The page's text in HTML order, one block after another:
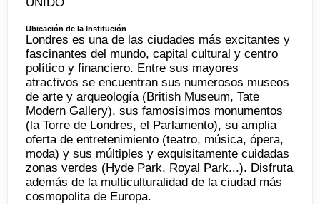
Ubicación de la Institución
Londres es una de las ciudades más excitantes y
fascinantes del mundo, capital cultural y centro
político y financiero. Entre sus mayores
atractivos se encuentran sus numerosos museos
de arte y arqueología (British Museum, Tate
Modern Gallery), sus famosísimos monumentos
(la Torre de Londres, el Parlamento), su amplia
oferta de entretenimiento (teatro, música, ópera,
moda) y sus múltiples y exquisitamente cuidadas
zonas verdes (Hyde Park, Royal Park...). Disfruta
además de la multiculturalidad de la ciudad más
cosmopolita de Europa.